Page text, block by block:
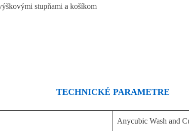
stupňami a košíkom
TECHNICKÉ PARAMETRE
Anycubic Wash and